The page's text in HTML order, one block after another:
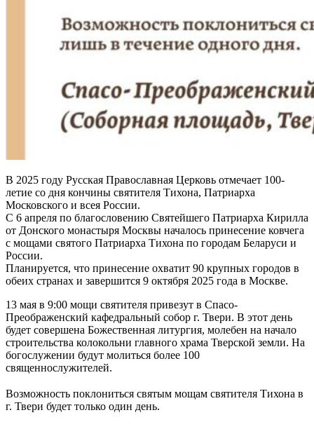
В 2025 году Русская Православная Церковь отмечает 100-
летие со дня кончины святителя Тихона, Патриарха
Московского и всея России.
С 6 апреля по благословению Святейшего Патриарха Кирилла
от Донского монастыря Москвы началось принесение ковчега
с мощами святого Патриарха Тихона по городам Беларуси и
России.
Планируется, что принесение охватит 90 крупных городов в
обеих странах и завершится 9 октября 2025 года в Москве.
13 мая в 9:00 мощи святителя привезут в Спасо-
Преображенский кафедральный собор г. Твери. В этот день
будет совершена Божественная литургия, молебен на начало
строительства колокольни главного храма Тверской земли. На
богослужении будут молиться более 100
священнослужителей.
Возможность поклониться святым мощам святителя Тихона в
г. Твери будет только один день.